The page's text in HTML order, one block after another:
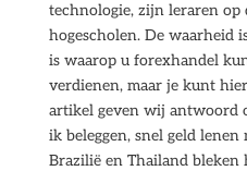
technologie, zijn leraren op
hogescholen. De waarheid
is waarop u forexhandel
verdienen, maar je kunt
artikel geven wij antwoord
ik beleggen, snel geld
Brazilië en Thailand bleken